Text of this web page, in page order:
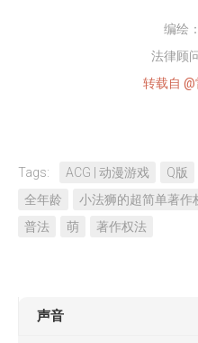
编绘
法律顾
转载自
Tags: ACG | 动漫游戏 Q版
全年龄
小法狮的超简单著作
普法
萌 著作权法
声音